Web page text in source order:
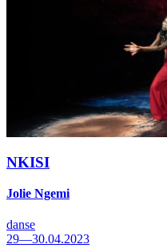
NKISI
Jolie Ngemi
danse
29—30.04.2023